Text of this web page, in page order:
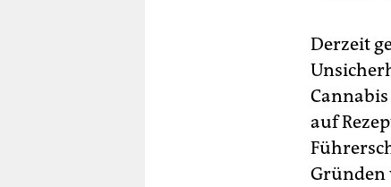
Derzeit
auf
Gründen